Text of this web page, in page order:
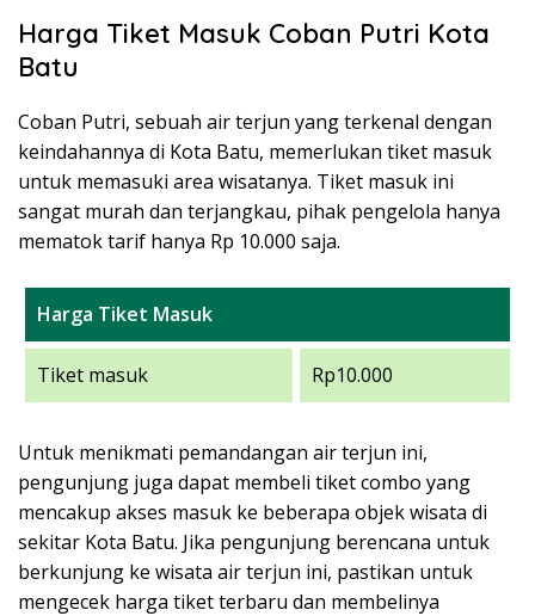
Harga Tiket Masuk Coban Putri Kota
Batu
Coban Putri, sebuah air terjun yang terkenal dengan
keindahannya di Kota Batu, memerlukan tiket masuk
untuk memasuki area wisatanya. Tiket masuk ini
sangat murah dan terjangkau, pihak pengelola hanya
mematok tarif hanya Rp 10.000 saja.
Harga Tiket Masuk
Tiket masuk Rp10.000
Untuk menikmati pemandangan air terjun ini,
pengunjung juga dapat membeli tiket combo yang
mencakup akses masuk ke beberapa objek wisata di
sekitar Kota Batu. Jika pengunjung berencana untuk
berkunjung ke wisata air terjun ini, pastikan untuk
mengecek harga tiket terbaru dan membelinya